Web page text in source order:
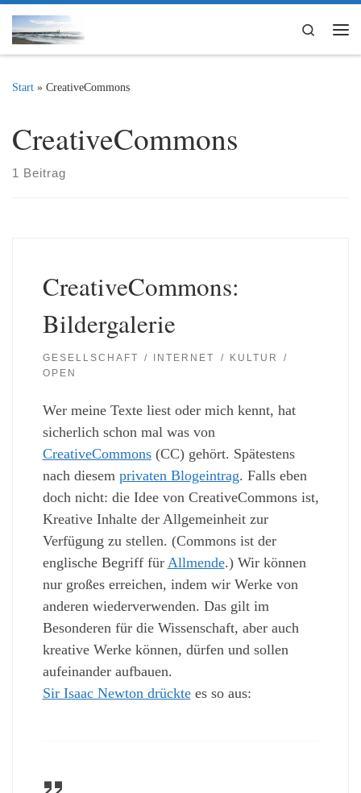
Zum Inhalt springen
Search
Start » CreativeCommons
CreativeCommons
1 Beitrag
CreativeCommons:
Bildergalerie
GESELLSCHAFT INTERNET
KULTUR
OPEN
Wer meine Texte liest oder mich kennt, hat
sicherlich schon mal was von
CreativeCommons(CC) gehört. Spätestens
nach diesem privaten Blogeintrag. Falls eben
doch nicht: die Idee von CreativeCommons ist,
Kreative Inhalte der Allgemeinheit zur
Verfügung zu stellen. (Commons ist der
englische Begriff für Allmende.) Wir können
nur großes erreichen, indem wir Werke von
anderen wiederverwenden. Das gilt im
Besonderen für die Wissenschaft, aber auch
kreative Werke können, dürfen und sollen
aufeinander aufbauen.
Sir Isaac Newton drücktees so aus: